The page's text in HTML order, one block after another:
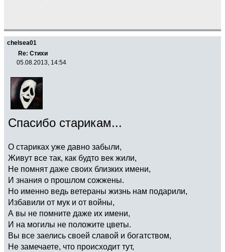
chelsea01
Re: Стихи
05.08.2013, 14:54
Спасибо старикам...
О стариках уже давно забыли,
Живут все так, как будто век жили,
Не помнят даже своих близких имени,
И знания о прошлом сожжены.
Но именно ведь ветераны жизнь нам подарили,
Избавили от мук и от войны,
А вы не помните даже их имени,
И на могилы не положите цветы.
Вы все заелись своей славой и богатством,
Не замечаете, что происходит тут,